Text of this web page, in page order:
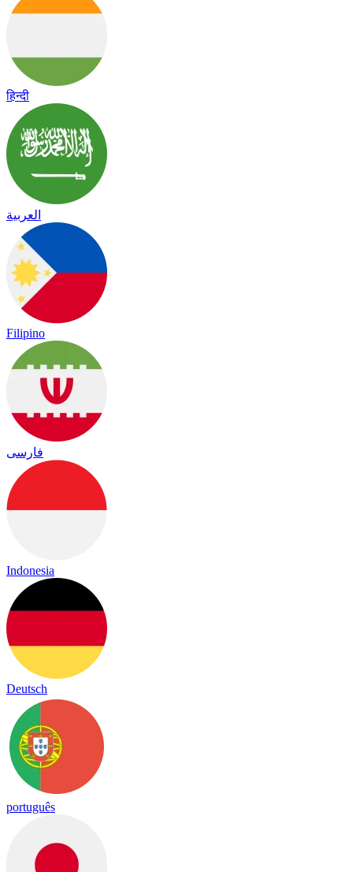
हिन्दी
العربية
Filipino
فارسی
Indonesia
Deutsch
português